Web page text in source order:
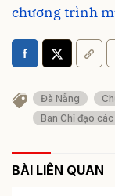
chương trình
Đà Nẵng
Ban Chỉ đạo
BÀI LIÊN QUAN